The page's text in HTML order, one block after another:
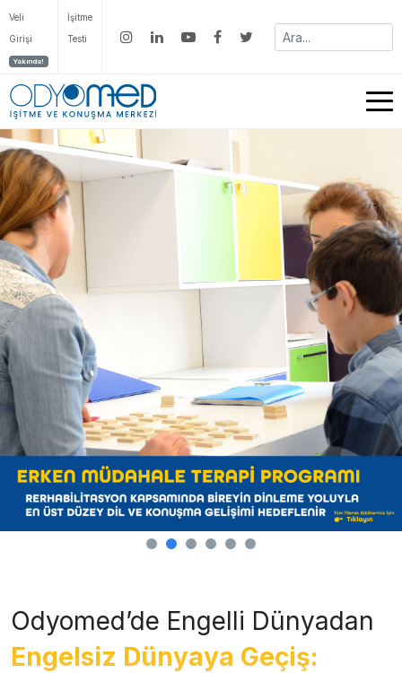
Veli
Girişi
Yakında!
İşitme
Testi
Odyomed’de Engelli Dünyadan
Engelsiz Dünyaya Geçiş: